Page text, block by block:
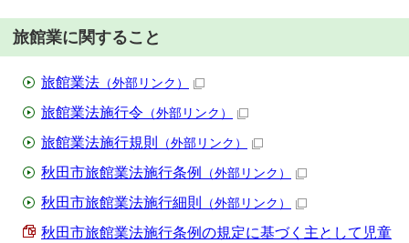
旅館業に関すること
旅館業法 （外部リンク）
旅館業法施行令 （外部リンク）
旅館業法施行規則 （外部リンク）
秋田市旅館業法施行条例 （外部リンク）
秋田市旅館業法施行細則 （外部リンク）
秋田市旅館業法施行条例の規定に基づく主として児童